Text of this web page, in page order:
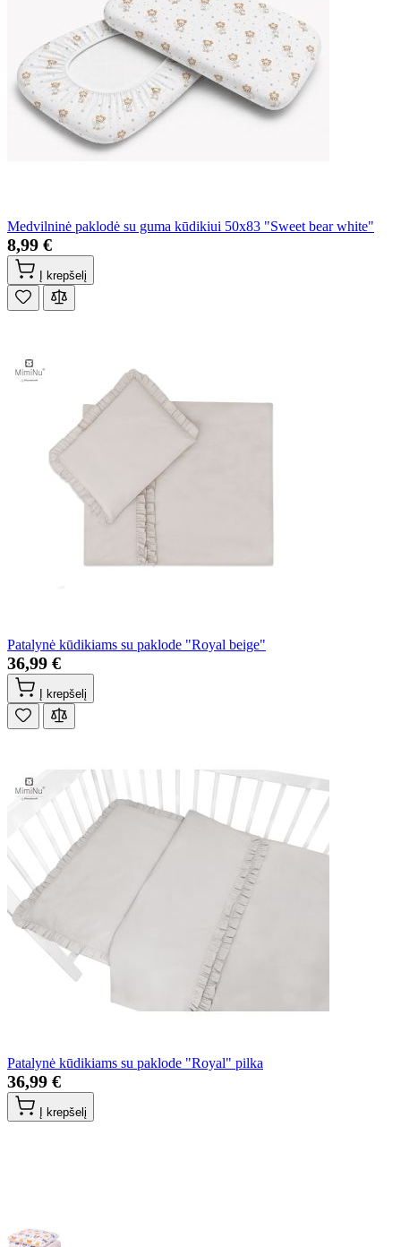
Medvilninė paklodė su guma kūdikiui 50x83 "Sweet bear white"
8,99 €
Į krepšelį
Patalynė kūdikiams su paklode "Royal beige"
36,99 €
Į krepšelį
Patalynė kūdikiams su paklode "Royal" pilka
36,99 €
Į krepšelį